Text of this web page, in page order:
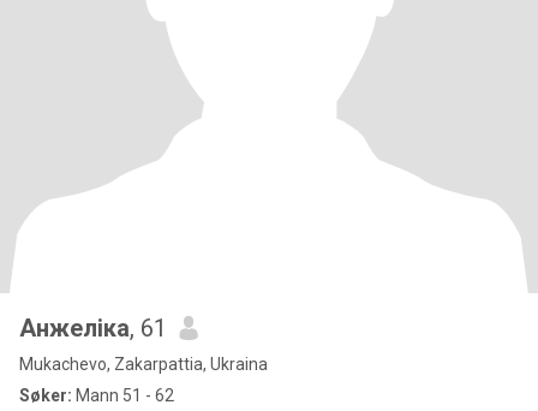
Анжеліка, 61
Mukachevo, Zakarpattia, Ukraina
Søker: Mann 51 - 62